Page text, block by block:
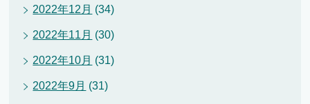
2022年12月 (34)
2022年11月 (30)
2022年10月 (31)
2022年9月 (31)